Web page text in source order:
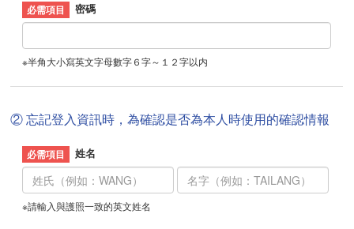
密碼
※半角大小寫英文字母數字６字～１２字以内
② 忘記登入資訊時，為確認是否為本人時使用的確認情報
姓名
※請輸入與護照一致的英文姓名